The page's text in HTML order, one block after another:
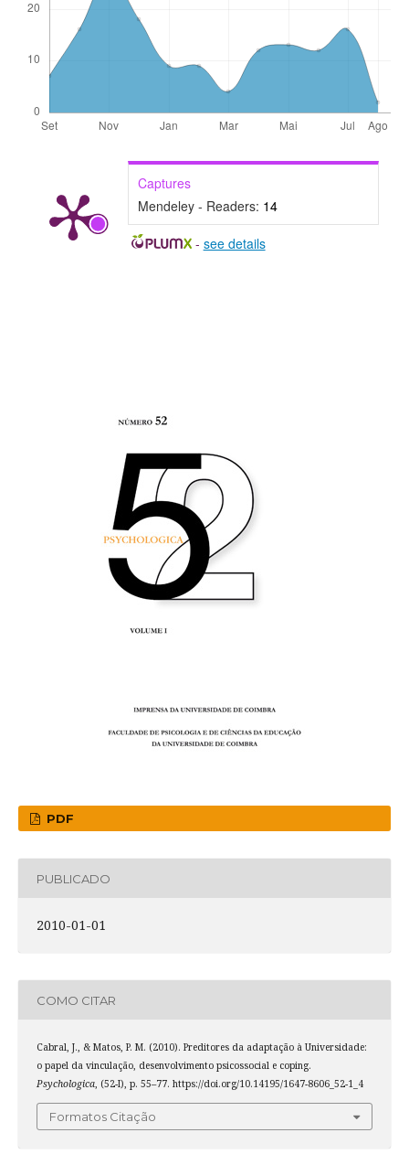
Captures
Mendeley - Readers: 14
- see details
PDF
PUBLICADO
2010-01-01
COMO CITAR
Cabral, J., & Matos, P. M. (2010). Preditores da adaptação à Universidade:
o papel da vinculação, desenvolvimento psicossocial e coping.
Psychologica, (52-I), p. 55–77. https://doi.org/10.14195/1647-8606_52-1_4
Formatos Citação